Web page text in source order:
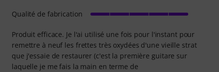
Produit efficace. Je l'ai utilisé une fois pour l'instant pour
remettre à neuf les frettes très oxydées d'une vieille strat
que j'essaie de restaurer (c'est la première guitare sur
laquelle je me fais la main en terme de
Qualité de fabrication